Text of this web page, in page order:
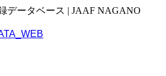
データベース | JAAF NAGANO